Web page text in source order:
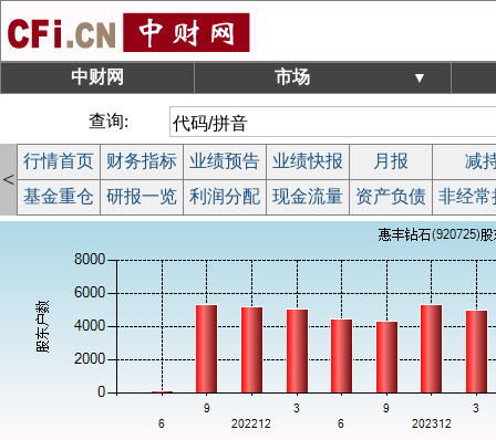
中财网 市场 ▼
查询:
<
行情首页 财务指标 业绩预告 业绩快报 月报
减
基金重仓
研报一览 利润分配 现金流量 资产负债 非经常